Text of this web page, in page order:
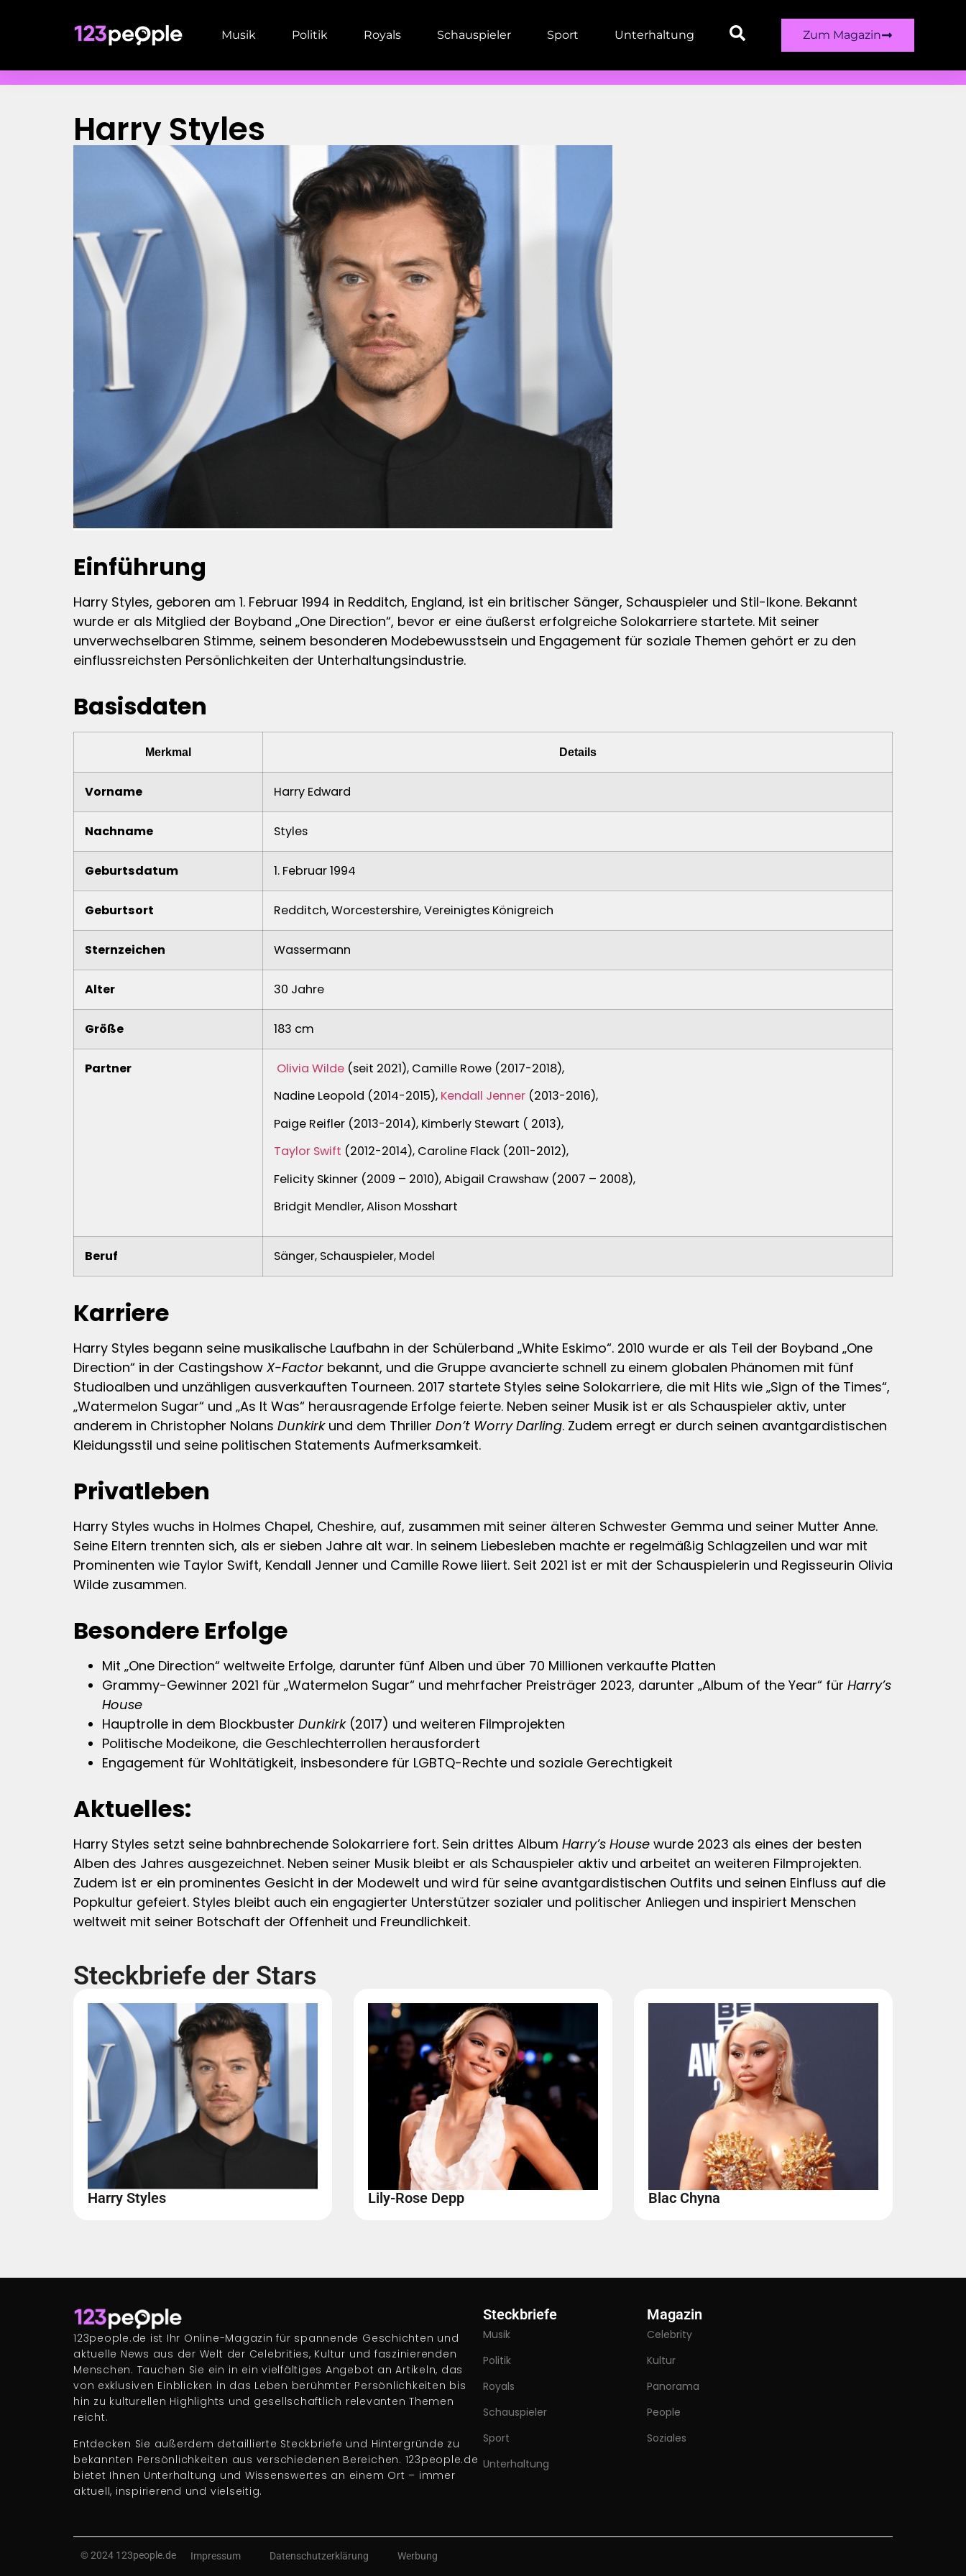
Musik Politik Royals Schauspieler Sport Unterhaltung Zum Magazin
Harry Styles
Einführung
Harry Styles, geboren am 1. Februar 1994 in Redditch, England, ist ein britischer Sänger, Schauspieler und Stil-Ikone. Bekannt
wurde er als Mitglied der Boyband „One Direction“, bevor er eine äußerst erfolgreiche Solokarriere startete. Mit seiner
unverwechselbaren Stimme, seinem besonderen Modebewusstsein und Engagement für soziale Themen gehört er zu den
einflussreichsten Persönlichkeiten der Unterhaltungsindustrie.
Basisdaten
Merkmal Details
Vorname Harry Edward
Nachname Styles
Geburtsdatum 1. Februar 1994
Geburtsort Redditch, Worcestershire, Vereinigtes Königreich
Sternzeichen Wassermann
Alter 30 Jahre
Größe 183 cm
Partner Olivia Wilde (seit 2021), Camille Rowe (2017-2018),
Nadine Leopold (2014-2015), Kendall Jenner (2013-2016),
Paige Reifler (2013-2014), Kimberly Stewart ( 2013),
Taylor Swift (2012-2014), Caroline Flack (2011-2012),
Felicity Skinner (2009 – 2010),Abigail Crawshaw (2007 – 2008),
Bridgit Mendler,Alison Mosshart
Beruf Sänger, Schauspieler, Model
Karriere
Harry Styles begann seine musikalische Laufbahn in der Schülerband „White Eskimo“. 2010 wurde er als Teil der Boyband „One
Direction“ in der Castingshow X-Factor bekannt, und die Gruppe avancierte schnell zu einem globalen Phänomen mit fünf
Studioalben und unzähligen ausverkauften Tourneen. 2017 startete Styles seine Solokarriere, die mit Hits wie „Sign of the Times“,
„Watermelon Sugar“ und „As It Was“ herausragende Erfolge feierte. Neben seiner Musik ist er als Schauspieler aktiv, unter
anderem in Christopher Nolans Dunkirkund dem Thriller Don’t Worry Darling. Zudem erregt er durch seinen avantgardistischen
Kleidungsstil und seine politischen Statements Aufmerksamkeit.
Privatleben
Harry Styles wuchs in Holmes Chapel, Cheshire, auf, zusammen mit seiner älteren Schwester Gemma und seiner Mutter Anne.
Seine Eltern trennten sich, als er sieben Jahre alt war. In seinem Liebesleben machte er regelmäßig Schlagzeilen und war mit
Prominenten wie Taylor Swift, Kendall Jenner und Camille Rowe liiert. Seit 2021 ist er mit der Schauspielerin und Regisseurin Olivia
Wilde zusammen.
Besondere Erfolge
Mit „One Direction“ weltweite Erfolge, darunter fünf Alben und über 70 Millionen verkaufte Platten
Grammy-Gewinner 2021 für „Watermelon Sugar“ und mehrfacher Preisträger 2023, darunter „Album of the Year“ für Harry’s
House
Hauptrolle in dem Blockbuster Dunkirk(2017) und weiteren Filmprojekten
Politische Modeikone, die Geschlechterrollen herausfordert
Engagement für Wohltätigkeit, insbesondere für LGBTQ-Rechte und soziale Gerechtigkeit
Aktuelles:
Harry Styles setzt seine bahnbrechende Solokarriere fort. Sein drittes Album Harry’s House wurde 2023 als eines der besten
Alben des Jahres ausgezeichnet. Neben seiner Musik bleibt er als Schauspieler aktiv und arbeitet an weiteren Filmprojekten.
Zudem ist er ein prominentes Gesicht in der Modewelt und wird für seine avantgardistischen Outfits und seinen Einfluss auf die
Popkultur gefeiert. Styles bleibt auch ein engagierter Unterstützer sozialer und politischer Anliegen und inspiriert Menschen
weltweit mit seiner Botschaft der Offenheit und Freundlichkeit.
Steckbriefe der Stars
Harry Styles Lily-Rose Depp Blac Chyna
123people.de ist Ihr Online-Magazin für spannende Geschichten und
aktuelle News aus der Welt der Celebrities, Kultur und faszinierenden
Menschen. Tauchen Sie ein in ein vielfältiges Angebot an Artikeln, das
von exklusiven Einblicken in das Leben berühmter Persönlichkeiten bis
hin zu kulturellen Highlights und gesellschaftlich relevanten Themen
reicht.
Entdecken Sie außerdem detaillierte Steckbriefe und Hintergründe zu
bekannten Persönlichkeiten aus verschiedenen Bereichen. 123people.de
bietet Ihnen Unterhaltung und Wissenswertes an einem Ort – immer
aktuell, inspirierend und vielseitig.
Steckbriefe
Musik
Politik
Royals
Schauspieler
Sport
Unterhaltung
Magazin
Celebrity
Kultur
Panorama
People
Soziales
© 2024 123people.de Impressum Datenschutzerklärung Werbung